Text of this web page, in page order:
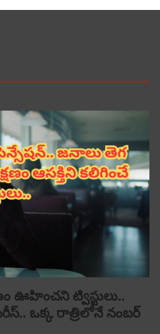
ఊహించని ట్విస్టులు..
ఒక్క రాత్రిలోనే నంబర్